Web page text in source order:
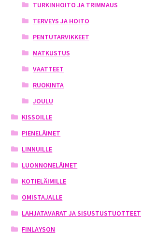
TURKINHOITO JA TRIMMAUS
TERVEYS JA HOITO
PENTUTARVIKKEET
MATKUSTUS
VAATTEET
RUOKINTA
JOULU
KISSOILLE
PIENELÄIMET
LINNUILLE
LUONNONELÄIMET
KOTIELÄIMILLE
OMISTAJALLE
LAHJATAVARAT JA SISUSTUSTUOTTEET
FINLAYSON